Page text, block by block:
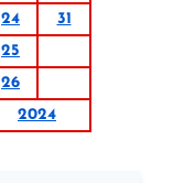
24
31
25
26
2024